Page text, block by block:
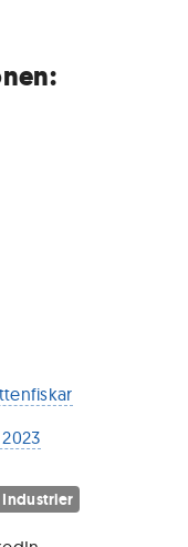
Industrier